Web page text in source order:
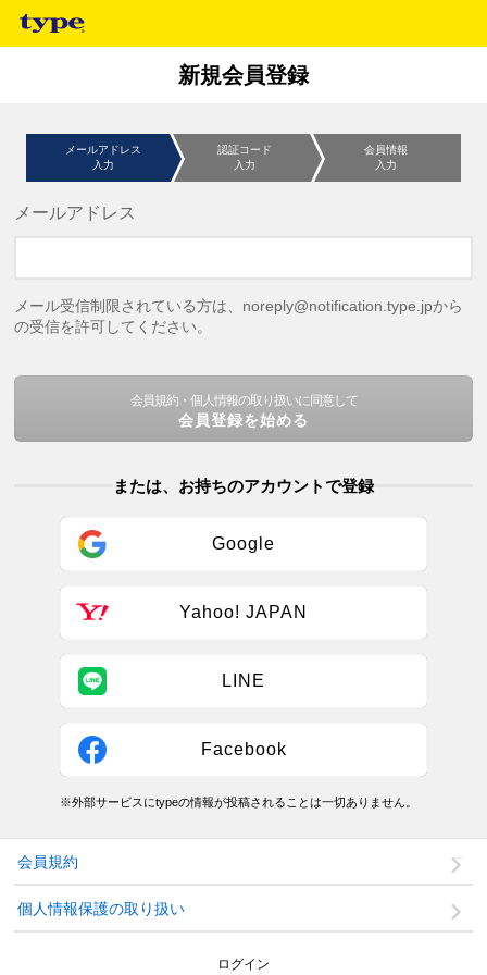
新規会員登録
メールアドレス
入力
認証コード
入力
会員情報
入力
メールアドレス
メール受信制限されている方は、noreply@notification.type.jpから
の受信を許可してください。
会員規約・個人情報の取り扱いに同意して
会員登録を始める
または、お持ちのアカウントで登録
Google
Yahoo! JAPAN
LINE
Facebook
※外部サービスにtypeの情報が投稿されることは一切ありません。
会員規約
個人情報保護の取り扱い
ログイン